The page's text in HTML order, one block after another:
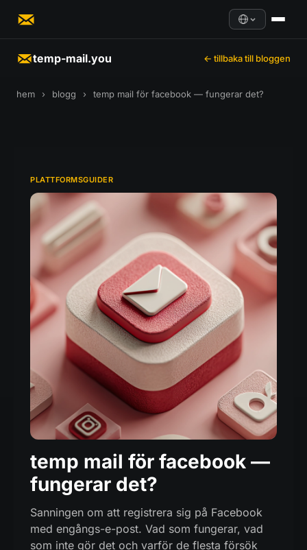
temp-mail.you ← tillbaka till bloggen
hem › blogg › temp mail för facebook — fungerar det?
PLATTFORMSGUIDER
temp mail för facebook —
fungerar det?
Sanningen om att registrera sig på Facebook
med engångs-e-post. Vad som fungerar, vad
som inte gör det och varför de flesta försök